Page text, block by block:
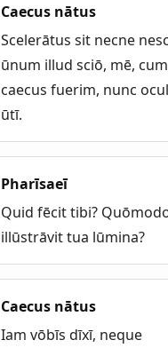
Caecus nātus
Scelerātus sit necne
ūnum illud sciō, mē, cum
caecus fuerim, nunc
ūtī.
Pharīsaeī
Quid fēcit tibi?
illūstrāvit tua lūmina?
Caecus nātus
Iam vōbīs dīxī, neque